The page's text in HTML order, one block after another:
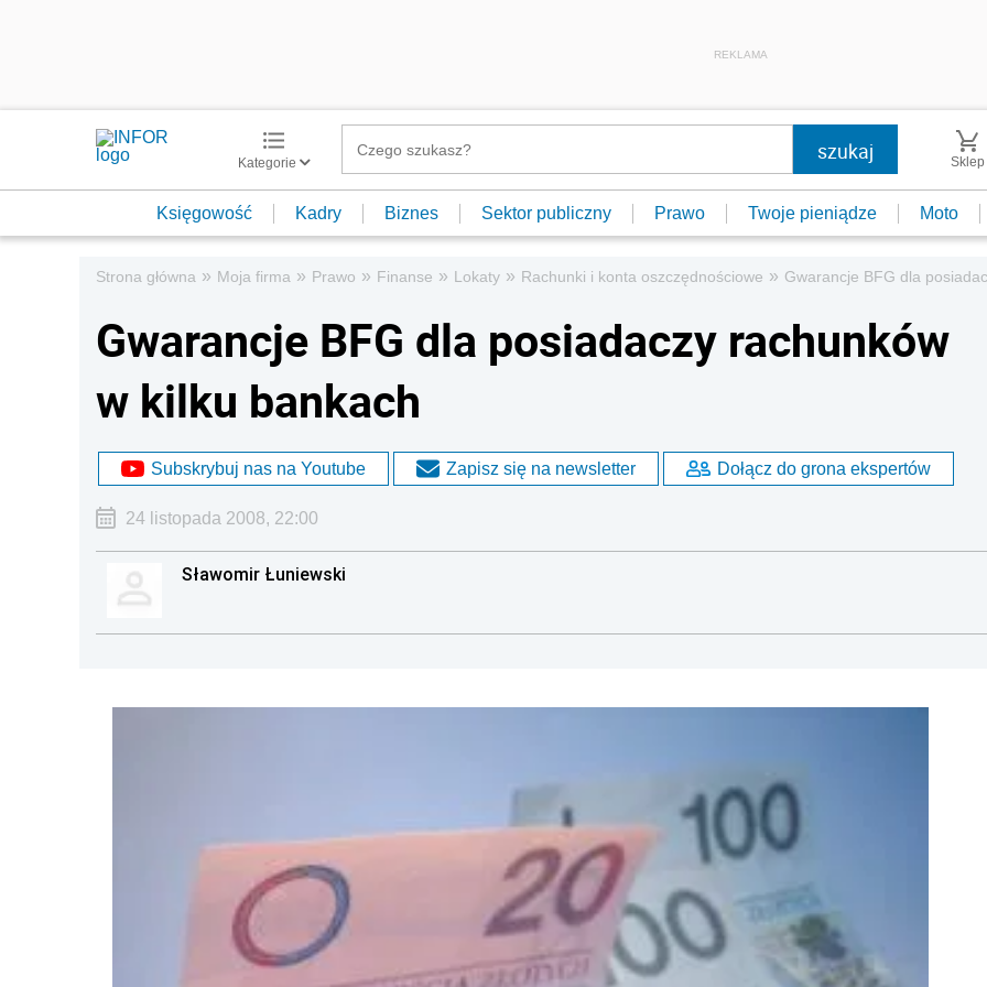
REKLAMA
Kategorie Sklep
Księgowość Kadry Biznes Sektor publiczny Prawo Twoje pieniądze Moto
Strona główna » Moja firma » Prawo » Finanse » Lokaty » Rachunki i konta oszczędnościowe » Gwarancje BFG dla
Gwarancje BFG dla posiadaczy rachunków
w kilku bankach
Subskrybuj nas na Youtube Zapisz się na newsletter Dołącz do grona ekspertów
24 listopada 2008, 22:00
Sławomir Łuniewski